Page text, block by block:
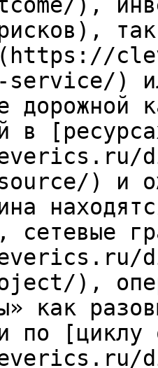
)
дорожной
в
) и
сетевые
),
как
по [циклу